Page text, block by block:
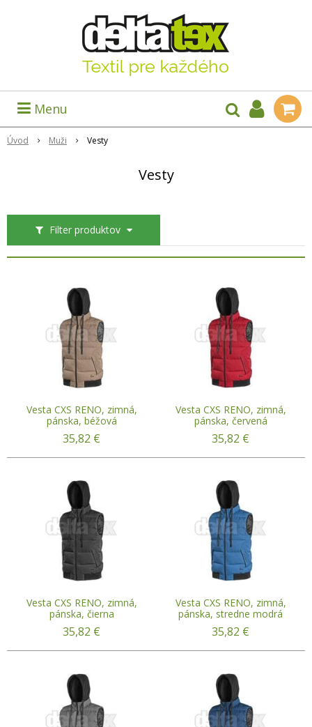
Menu
Úvod Muži Vesty
Vesty
Filter produktov
Vesta CXS RENO, zimná,
pánska, béžová
35,82 €
Vesta CXS RENO, zimná,
pánska, červená
35,82 €
Vesta CXS RENO, zimná,
pánska, čierna
35,82 €
Vesta CXS RENO, zimná,
pánska, stredne modrá
35,82 €